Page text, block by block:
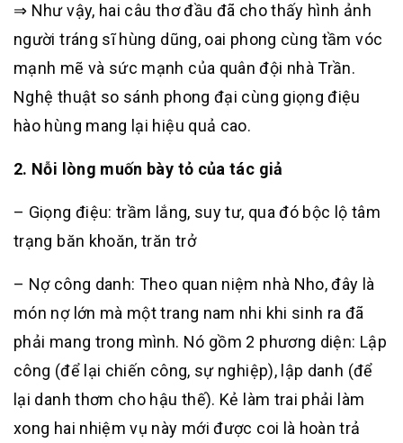
⇒ Như vậy, hai câu thơ đầu đã cho thấy hình ảnh
người tráng sĩ hùng dũng, oai phong cùng tầm vóc
mạnh mẽ và sức mạnh của quân đội nhà Trần.
Nghệ thuật so sánh phong đại cùng giọng điệu
hào hùng mang lại hiệu quả cao.
2. Nỗi lòng muốn bày tỏ của tác giả
– Giọng điệu: trầm lắng, suy tư, qua đó bộc lộ tâm
trạng băn khoăn, trăn trở
– Nợ công danh: Theo quan niệm nhà Nho, đây là
món nợ lớn mà một trang nam nhi khi sinh ra đã
phải mang trong mình. Nó gồm 2 phương diện: Lập
công (để lại chiến công, sự nghiệp), lập danh (để
lại danh thơm cho hậu thế). Kẻ làm trai phải làm
xong hai nhiệm vụ này mới được coi là hoàn trả